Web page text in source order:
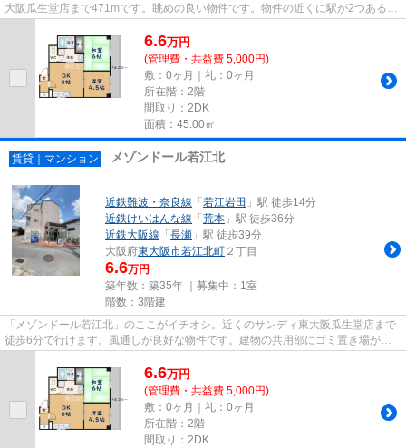
大阪瓜生堂店まで471mです。眺めの良い物件です。物件の近くに駅が2つあるた
め、用途や行き先によって経路...
6.6万円
(管理費・共益費 5,000円)
敷：0ヶ月｜礼：0ヶ月
所在階：2階
間取り：2DK
面積：45.00㎡
賃貸｜マンション メゾンドール若江北
近鉄難波・奈良線 「若江岩田 」駅 徒歩14分
近鉄けいはんな線 「荒本 」駅 徒歩36分
近鉄大阪線 「長瀬 」駅 徒歩39分
大阪府東大阪市若江北町 ２丁目
6.6万円
築年数：築35年 ｜募集中： 1室
階数：3階建
「メゾンドール若江北」のここがイチオシ。近くのサンディ東大阪瓜生堂店まで
徒歩6分で行けます。風通しが良好な物件です。建物の共用部にゴミ置き場があ
るので、外部の人にゴミを見ら...
6.6万円
(管理費・共益費 5,000円)
敷：0ヶ月｜礼：0ヶ月
所在階：2階
間取り：2DK